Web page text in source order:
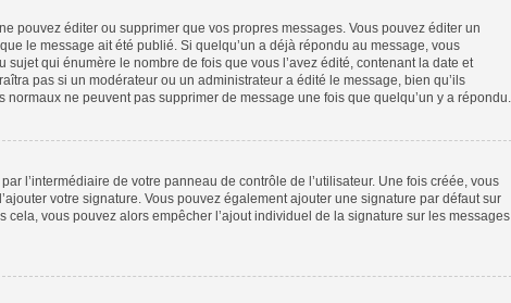
pouvez éditer ou supprimer que vos propres messages. Vous pouvez éditer un
le message ait été publié. Si quelqu’un a déjà répondu au message, vous
qui énumère le nombre de fois que vous l’avez édité, contenant la date et
pas si un modérateur ou un administrateur a édité le message, bien qu’ils
ne peuvent pas supprimer de message une fois que quelqu’un y a répondu.
l’intermédiaire de votre panneau de contrôle de l’utilisateur. Une fois créée, vous
votre signature. Vous pouvez également ajouter une signature par défaut sur
vous pouvez alors empêcher l’ajout individuel de la signature sur les messages